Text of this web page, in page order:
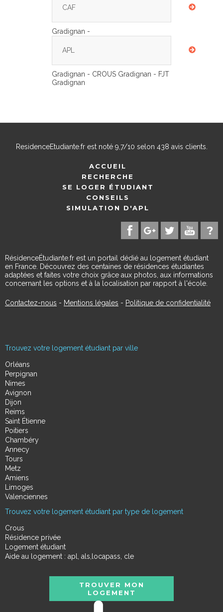
CAF
Gradignan -
APL
Gradignan - CROUS Gradignan - FJT
Gradignan
ResidenceEtudiante.frest noté 9,7/10 selon 438 avis clients.
ACCUEIL
RECHERCHE
SE LOGER ÉTUDIANT
CONSEILS
SIMULATION D'APL
RésidenceÉtudiante.fr est un portail dédié au logement étudiant
en France. Découvrez des centaines de résidences étudiantes
adaptées et faites votre choix grâce aux photos, aux informations
concernant les options et à la localisation par rapport à l'école.
Contactez-nous - Mentions légales - Politique de confidentialité
Trouvez votre logement étudiant par ville
Orléans
Perpignan
Nimes
Avignon
Dijon
Reims
Saint Étienne
Poitiers
Chambéry
Annecy
Tours
Metz
Amiens
Limoges
Valenciennes
Trouvez votre logement étudiant par type de logement
Crous
Résidence privée
Logement étudiant
Aide au logement : apl, als,locapass, cle
TROUVER MON
LOGEMENT